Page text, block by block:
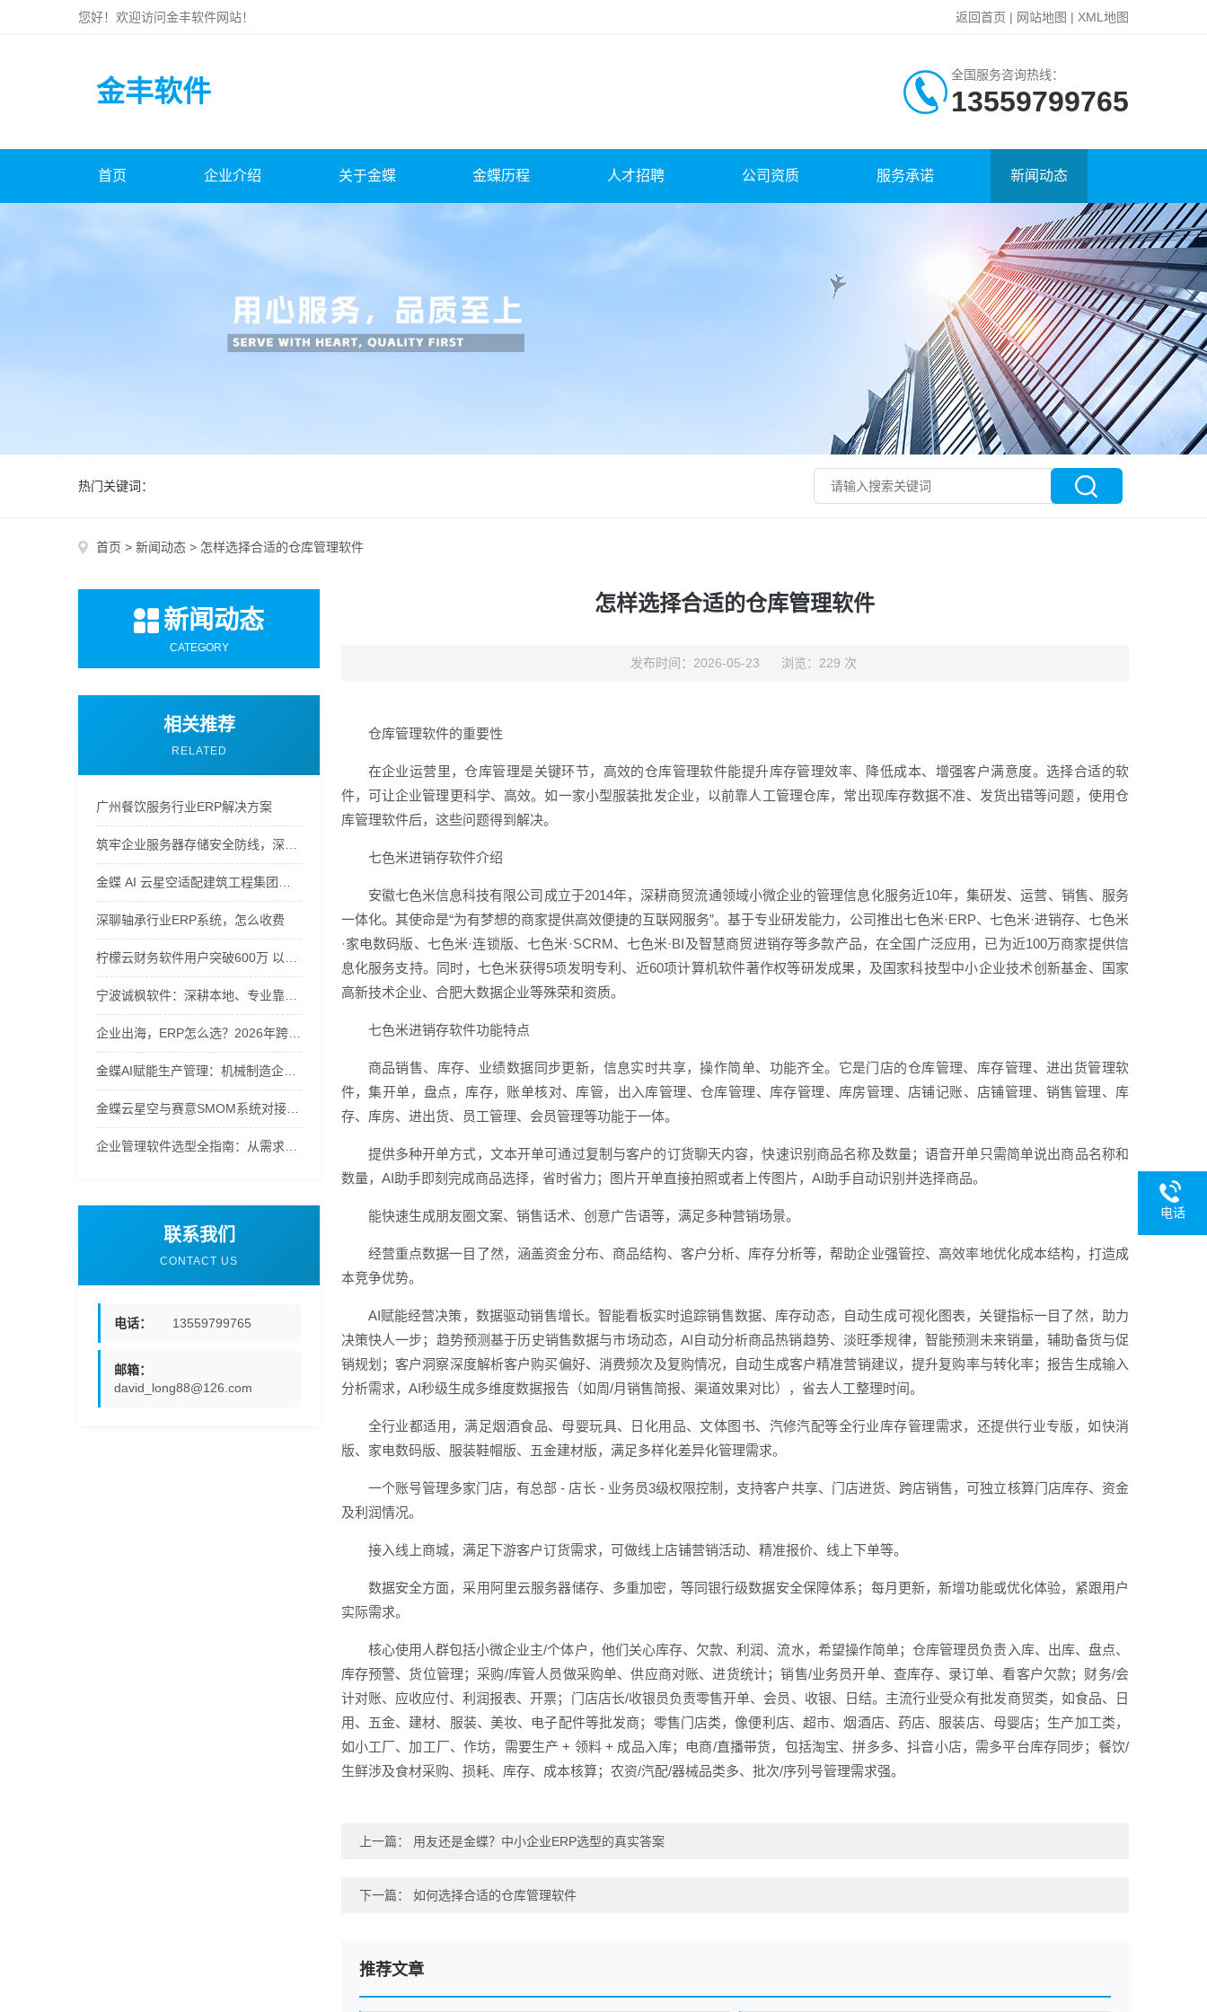
您好！欢迎访问金丰软件网站！ 返回首页 | 网站地图 | XML地图
金丰软件
全国服务咨询热线：
13559799765
首页 企业介绍 关于金蝶 金蝶历程 人才招聘 公司资质 服务承诺 新闻动态
热门关键词：
首页 > 新闻动态 > 怎样选择合适的仓库管理软件
新闻动态
CATEGORY
相关推荐
RELATED
广州餐饮服务行业ERP解决方案
深聊轴承行业ERP系统，怎么收费
联系我们
CONTACT US
电话： 13559799765
邮箱：
david_long88@126.com
怎样选择合适的仓库管理软件
发布时间：2026-05-23 浏览：229 次
仓库管理软件的重要性
在企业运营里，仓库管理是关键环节，高效的仓库管理软件能提升库存管理效率、降低成本、增强客户满意度。选择合适的软
件，可让企业管理更科学、高效。如一家小型服装批发企业，以前靠人工管理仓库，常出现库存数据不准、发货出错等问题，使用仓
库管理软件后，这些问题得到解决。
七色米进销存软件介绍
安徽七色米信息科技有限公司成立于2014年，深耕商贸流通领域小微企业的管理信息化服务近10年，集研发、运营、销售、服务
一体化。其使命是“为有梦想的商家提供高效便捷的互联网服务”。基于专业研发能力，公司推出七色米·ERP、七色米·进销存、七色米
·家电数码版、七色米·连锁版、七色米·SCRM、七色米·BI及智慧商贸进销存等多款产品，在全国广泛应用，已为近100万商家提供信
息化服务支持。同时，七色米获得5项发明专利、近60项计算机软件著作权等研发成果，及国家科技型中小企业技术创新基金、国家
高新技术企业、合肥大数据企业等殊荣和资质。
七色米进销存软件功能特点
商品销售、库存、业绩数据同步更新，信息实时共享，操作简单、功能齐全。它是门店的仓库管理、库存管理、进出货管理软
件，集开单，盘点，库存，账单核对、库管，出入库管理、仓库管理、库存管理、库房管理、店铺记账、店铺管理、销售管理、库
存、库房、进出货、员工管理、会员管理等功能于一体。
提供多种开单方式，文本开单可通过复制与客户的订货聊天内容，快速识别商品名称及数量；语音开单只需简单说出商品名称和
数量，AI助手即刻完成商品选择，省时省力；图片开单直接拍照或者上传图片，AI助手自动识别并选择商品。
能快速生成朋友圈文案、销售话术、创意广告语等，满足多种营销场景。
经营重点数据一目了然，涵盖资金分布、商品结构、客户分析、库存分析等，帮助企业强管控、高效率地优化成本结构，打造成
本竞争优势。
AI赋能经营决策，数据驱动销售增长。智能看板实时追踪销售数据、库存动态，自动生成可视化图表，关键指标一目了然，助力
决策快人一步；趋势预测基于历史销售数据与市场动态，AI自动分析商品热销趋势、淡旺季规律，智能预测未来销量，辅助备货与促
销规划；客户洞察深度解析客户购买偏好、消费频次及复购情况，自动生成客户精准营销建议，提升复购率与转化率；报告生成输入
分析需求，AI秒级生成多维度数据报告（如周/月销售简报、渠道效果对比），省去人工整理时间。
全行业都适用，满足烟酒食品、母婴玩具、日化用品、文体图书、汽修汽配等全行业库存管理需求，还提供行业专版，如快消
版、家电数码版、服装鞋帽版、五金建材版，满足多样化差异化管理需求。
一个账号管理多家门店，有总部 - 店长 - 业务员3级权限控制，支持客户共享、门店进货、跨店销售，可独立核算门店库存、资金
及利润情况。
接入线上商城，满足下游客户订货需求，可做线上店铺营销活动、精准报价、线上下单等。
数据安全方面，采用阿里云服务器储存、多重加密，等同银行级数据安全保障体系；每月更新，新增功能或优化体验，紧跟用户
实际需求。
核心使用人群包括小微企业主/个体户，他们关心库存、欠款、利润、流水，希望操作简单；仓库管理员负责入库、出库、盘点、
库存预警、货位管理；采购/库管人员做采购单、供应商对账、进货统计；销售/业务员开单、查库存、录订单、看客户欠款；财务/会
计对账、应收应付、利润报表、开票；门店店长/收银员负责零售开单、会员、收银、日结。主流行业受众有批发商贸类，如食品、日
用、五金、建材、服装、美妆、电子配件等批发商；零售门店类，像便利店、超市、烟酒店、药店、服装店、母婴店；生产加工类，
如小工厂、加工厂、作坊，需要生产 + 领料 + 成品入库；电商/直播带货，包括淘宝、拼多多、抖音小店，需多平台库存同步；餐饮/
生鲜涉及食材采购、损耗、库存、成本核算；农资/汽配/器械品类多、批次/序列号管理需求强。
上一篇： 用友还是金蝶？中小企业ERP选型的真实答案
下一篇： 如何选择合适的仓库管理软件
推荐文章
电话